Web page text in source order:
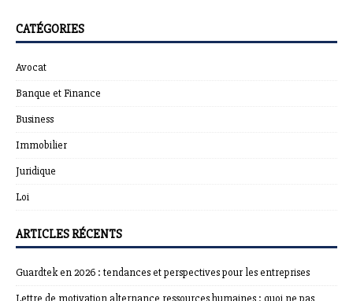
CATÉGORIES
Avocat
Banque et Finance
Business
Immobilier
Juridique
Loi
ARTICLES RÉCENTS
Guardtek en 2026 : tendances et perspectives pour les entreprises
Lettre de motivation alternance ressources humaines : quoi ne pas